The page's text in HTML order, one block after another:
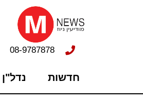
08-9787878
חדשות